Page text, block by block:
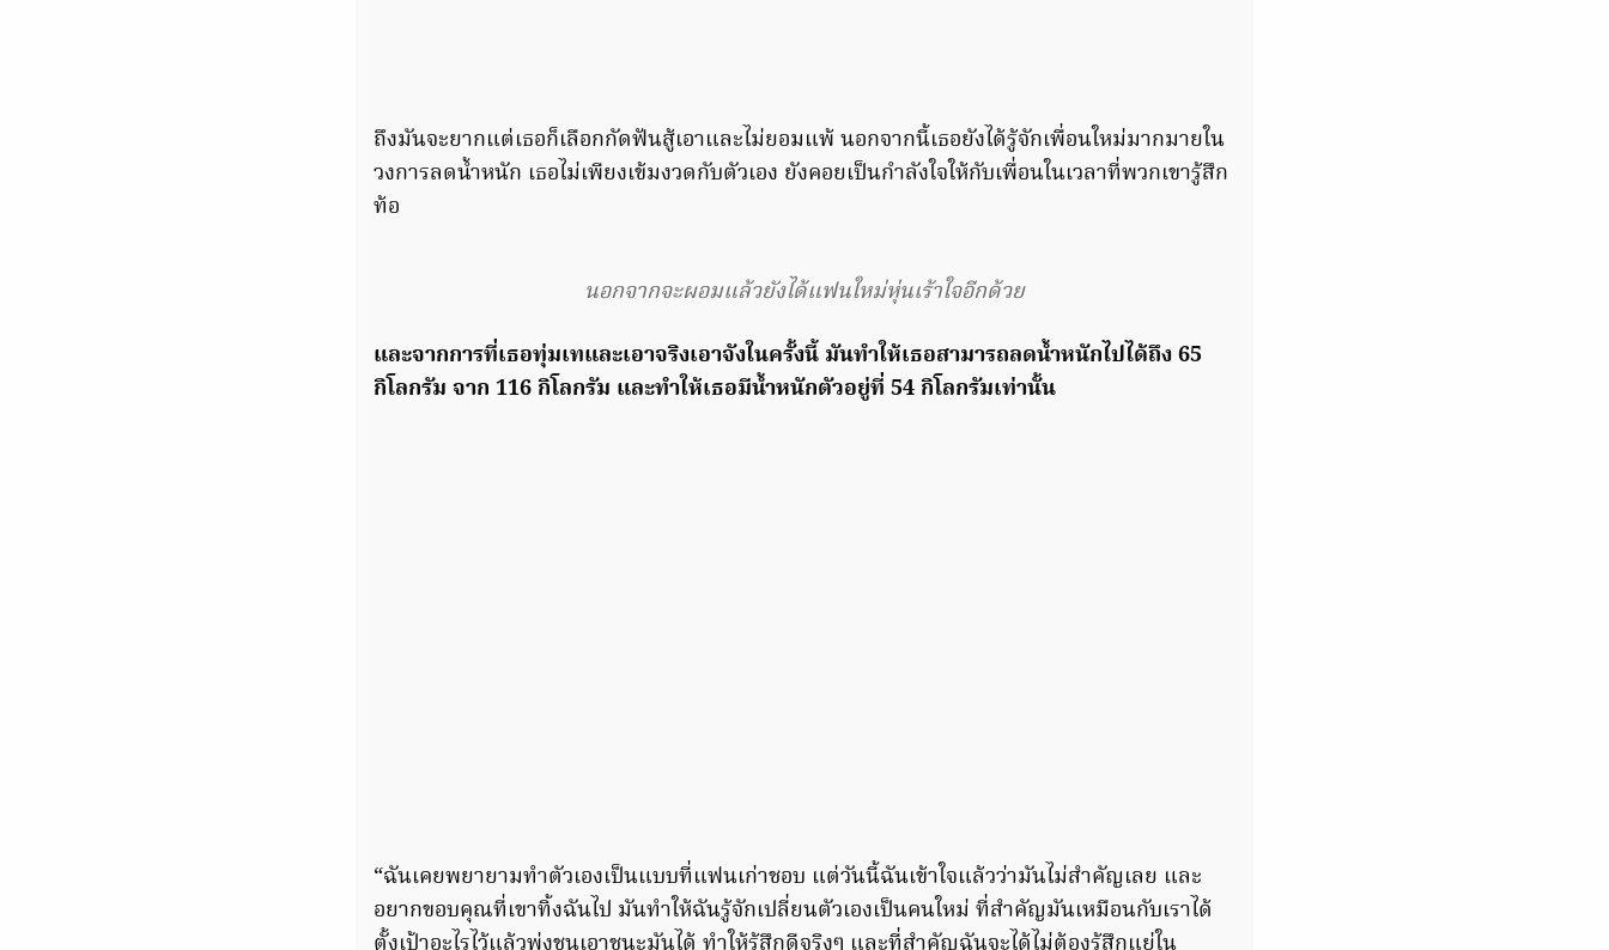
ถึงมันจะยากแต่เธอก็เลือกกัดฟันสู้เอาและไม่ยอมแพ้ นอกจากนี้เธอยังได้รู้จักเพื่อนใหม่มากมายใน
วงการลดน้ำหนัก เธอไม่เพียงเข้มงวดกับตัวเอง ยังคอยเป็นกำลังใจให้กับเพื่อนในเวลาที่พวกเขารู้สึก
ท้อ
นอกจากจะผอมแล้วยังได้แฟนใหม่หุ่นเร้าใจอีกด้วย
และจากการที่เธอทุ่มเทและเอาจริงเอาจังในครั้งนี้ มันทำให้เธอสามารถลดน้ำหนักไปได้ถึง 65
กิโลกรัม จาก 116 กิโลกรัม และทำให้เธอมีน้ำหนักตัวอยู่ที่ 54 กิโลกรัมเท่านั้น
“ฉันเคยพยายามทำตัวเองเป็นแบบที่แฟนเก่าชอบ แต่วันนี้ฉันเข้าใจแล้วว่ามันไม่สำคัญเลย และ
อยากขอบคุณที่เขาทิ้งฉันไป มันทำให้ฉันรู้จักเปลี่ยนตัวเองเป็นคนใหม่ ที่สำคัญมันเหมือนกับเราได้